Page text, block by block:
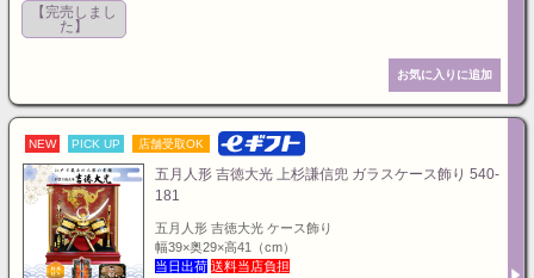
【完売しまし
た】
NEW PICK UP 店舗受取OK
五月人形 吉徳大光 上杉謙信兜 ガラスケース飾り 540-
181
五月人形 吉徳大光 ケース飾り
幅39×奥29×高41（cm）
当日出荷 送料当店負担